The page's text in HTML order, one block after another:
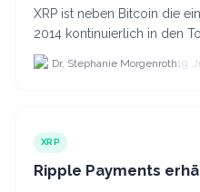
XRP ist neben Bitcoin die
2014 kontinuierlich in den
verblieb.
Dr. Stephanie Morgenroth19.
XRP
Ripple Payments